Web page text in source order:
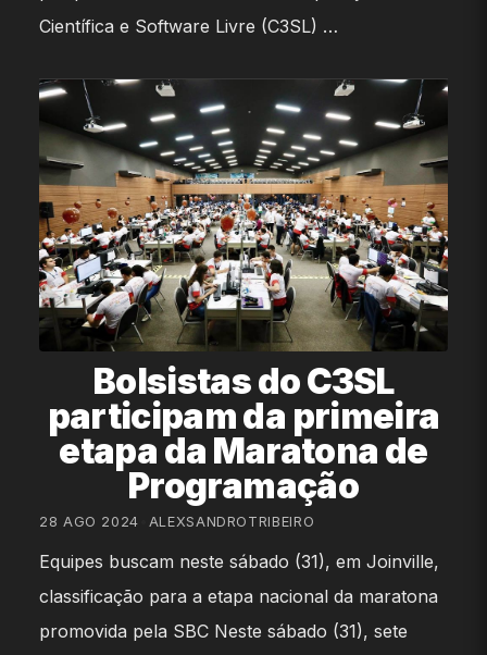
Científica e Software Livre (C3SL) …
Bolsistas do C3SL
participam da primeira
etapa da Maratona de
Programação
28 AGO 2024 ALEXSANDROTRIBEIRO
Equipes buscam neste sábado (31), em Joinville,
classificação para a etapa nacional da maratona
promovida pela SBC Neste sábado (31), sete